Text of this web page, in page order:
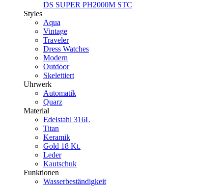
DS SUPER PH2000M STC
Styles
Aqua
Vintage
Traveler
Dress Watches
Modern
Outdoor
Skelettiert
Uhrwerk
Automatik
Quarz
Material
Edelstahl 316L
Titan
Keramik
Gold 18 Kt.
Leder
Kautschuk
Funktionen
Wasserbeständigkeit